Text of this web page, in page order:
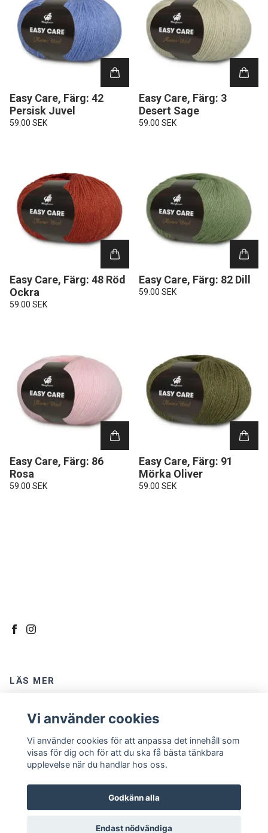
Easy Care, Färg: 42
Persisk Juvel
59.00 SEK
Easy Care, Färg: 3
Desert Sage
59.00 SEK
Easy Care, Färg: 48 Röd
Ockra
59.00 SEK
Easy Care, Färg: 82 Dill
59.00 SEK
Easy Care, Färg: 86
Rosa
59.00 SEK
Easy Care, Färg: 91
Mörka Oliver
59.00 SEK
LÄS MER
Om oss
Köpvillkor
Vi använder cookies
Vi använder cookies för att anpassa det innehåll som
visas för dig och för att du ska få bästa tänkbara
upplevelse när du handlar hos oss.
Godkänn alla
Endast nödvändiga